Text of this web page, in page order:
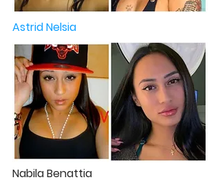
Astrid Nelsia
Nabila Benattia